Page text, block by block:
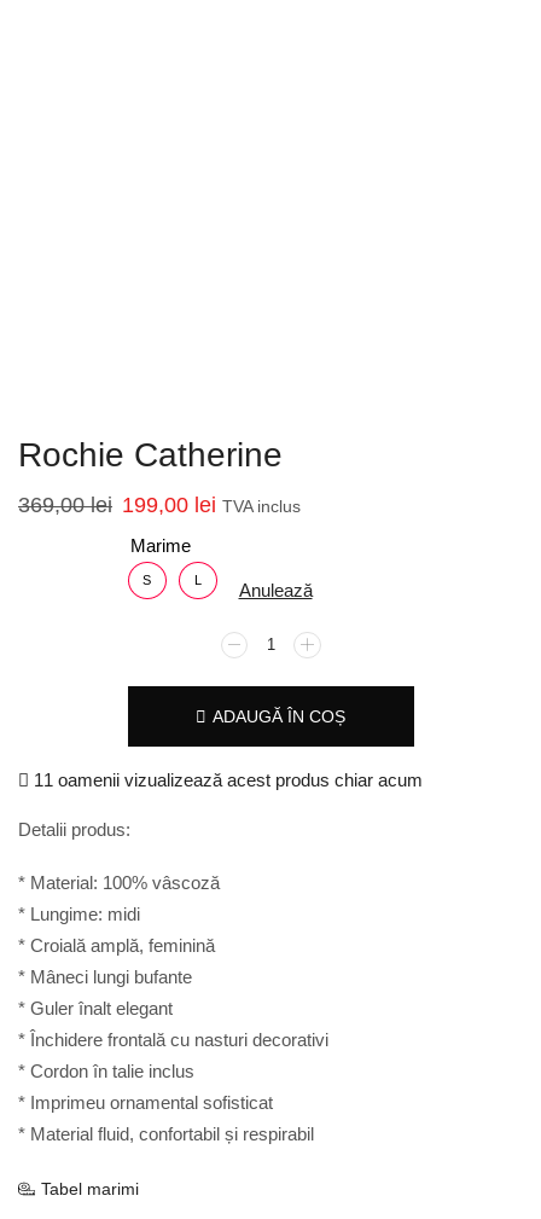
Rochie Catherine
369,00lei 199,00 lei TVA inclus
Marime
S L Anulează
ADAUGĂ ÎN COȘ
11 oamenii vizualizează acest produs chiar acum
Detalii produs:
* Material: 100% vâscoză
* Lungime: midi
* Croială amplă, feminină
* Mâneci lungi bufante
* Guler înalt elegant
* Închidere frontală cu nasturi decorativi
* Cordon în talie inclus
* Imprimeu ornamental sofisticat
* Material fluid, confortabil și respirabil
Tabel marimi